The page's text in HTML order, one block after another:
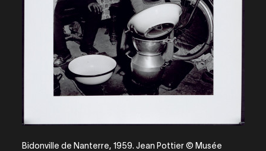
Bidonville de Nanterre, 1959. Jean Pottier © Musée